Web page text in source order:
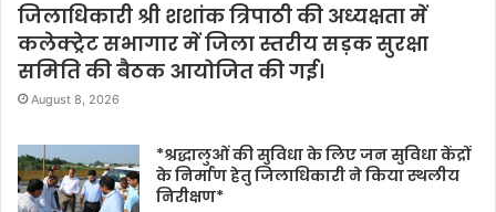
जिलाधिकारी श्री शशांक त्रिपाठी की अध्यक्षता में
कलेक्ट्रेट सभागार में जिला स्तरीय सड़क सुरक्षा
समिति की बैठक आयोजित की गई।
August 8, 2026
*श्रद्धालुओं की सुविधा के लिए जन सुविधा केंद्रों
के निर्माण हेतु जिलाधिकारी ने किया स्थलीय
निरीक्षण*